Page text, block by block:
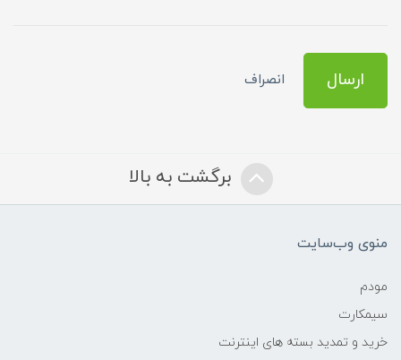
ارسال انصراف
برگشت به بالا
منوی وب‌سایت
مودم
سیمکارت
خرید و تمدید بسته های اینترنت